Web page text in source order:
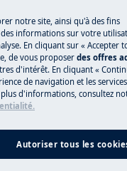
notre site, ainsi qu'à des fins
informations sur votre
En cliquant sur « Accepter
de vous proposerdes offres
d'intérêt. En cliquant «
de navigation et les
d'informations, consultez
Autoriser tous les